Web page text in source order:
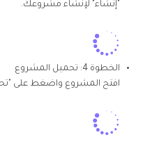
"إنشاء" لإنشاء مشروعك.
الخطوة 4:
تحميل المشروع
افتح المشروع واضغط على